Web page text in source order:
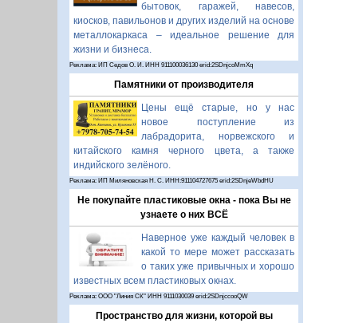
бытовок, гаражей, навесов,
киосков, павильонов и других изделий на основе
металлокаркаса – идеальное решение для
жизни и бизнеса.
Реклама: ИП Седов О. И. ИНН 911100036130 erid:2SDnjcoMmXq
Памятники от производителя
Цены ещё старые, но у нас
новое поступление из
лабрадорита, норвежского и
китайского камня черного цвета, а также
индийского зелёного.
Реклама: ИП Миляновская Н. С. ИНН:911104727675 erid:2SDnjeWbdHU
Не покупайте пластиковые окна - пока Вы не
узнаете о них ВСЁ
Наверное уже каждый человек в
какой то мере может рассказать
о таких уже привычных и хорошо
известных всем пластиковых окнах.
Реклама: ООО "Линия СК" ИНН 9111030039 erid:2SDnjccooQW
Пространство для жизни, которой вы